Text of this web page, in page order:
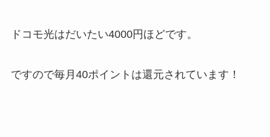
ドコモ光はだいたい4000円ほどです。
ですので毎月40ポイントは還元されています！